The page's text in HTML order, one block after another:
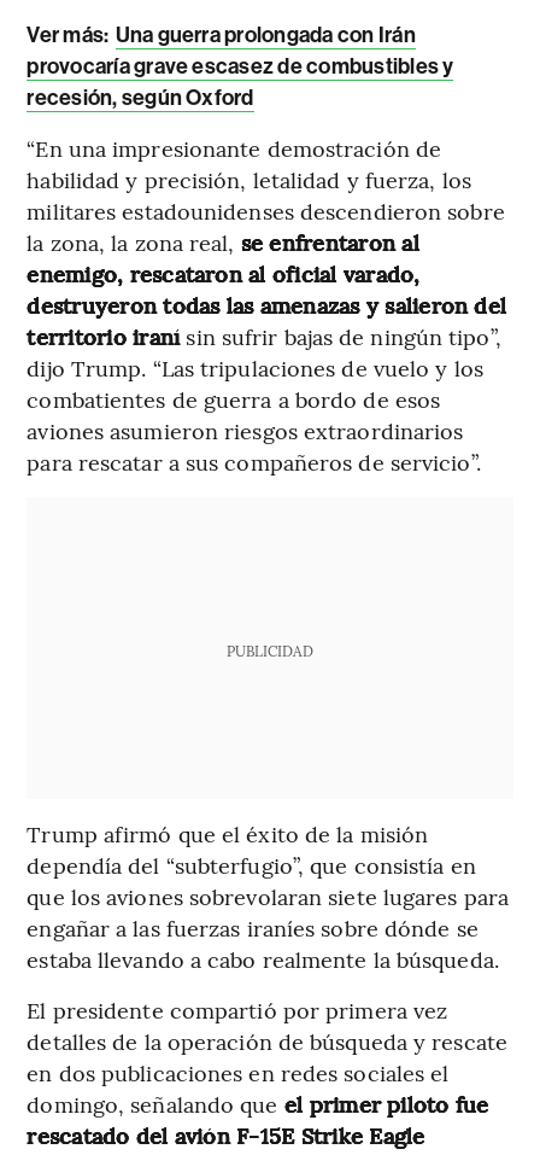
Ver más: Una guerra prolongada con Irán
provocaría grave escasez de combustibles y
recesión, según Oxford
“En una impresionante demostración de
habilidad y precisión, letalidad y fuerza, los
militares estadounidenses descendieron sobre
la zona, la zona real, se enfrentaron al
enemigo, rescataron al oficial varado,
destruyeron todas las amenazas y salieron del
territorio iraní sin sufrir bajas de ningún tipo”,
dijo Trump. “Las tripulaciones de vuelo y los
combatientes de guerra a bordo de esos
aviones asumieron riesgos extraordinarios
para rescatar a sus compañeros de servicio”.
PUBLICIDAD
Trump afirmó que el éxito de la misión
dependía del “subterfugio”, que consistía en
que los aviones sobrevolaran siete lugares para
engañar a las fuerzas iraníes sobre dónde se
estaba llevando a cabo realmente la búsqueda.
El presidente compartió por primera vez
detalles de la operación de búsqueda y rescate
en dos publicaciones en redes sociales el
domingo, señalando que el primer piloto fue
rescatado del avión F-15E Strike Eagle